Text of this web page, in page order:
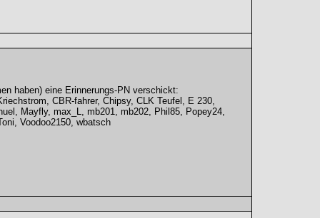
haben) eine Erinnerungs-PN verschickt:
CBR-fahrer, Chipsy, CLK Teufel, E 230,
Mayfly, max_L, mb201, mb202, Phil85, Popey24,
Voodoo2150, wbatsch